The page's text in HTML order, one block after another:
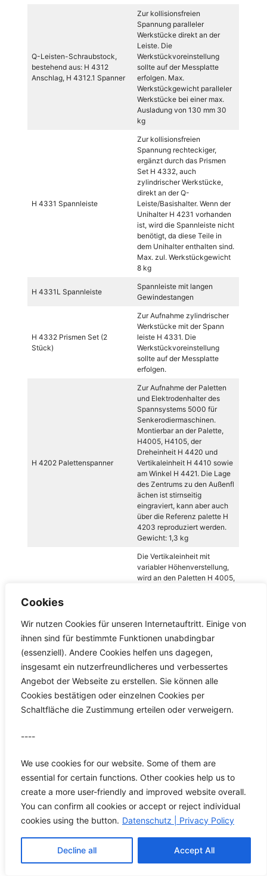
Cookies
Wir nutzen Cookies für unseren Internetauftritt. Einige von
ihnen sind für bestimmte Funktionen unabdingbar
(essenziell). Andere Cookies helfen uns dagegen,
insgesamt ein nutzerfreundlicheres und verbessertes
Angebot der Webseite zu erstellen. Sie können alle
Cookies bestätigen oder einzelnen Cookies per
Schaltfläche die Zustimmung erteilen oder verweigern.
----
We use cookies for our website. Some of them are
essential for certain functions. Other cookies help us to
create a more user-friendly and improved website overall.
You can confirm all cookies or accept or reject individual
cookies using the button. Datenschutz | Privacy Policy
Decline all Accept All
Q-Leisten-Schraubstock,
bestehend aus: H 4312
Anschlag, H 4312.1 Spanner
Zur kollisionsfreien
Spannung paralleler
Werkstücke direkt an der
Leiste. Die
Werkstückvoreinstellung
sollte auf der Messplatte
erfolgen. Max.
Werkstückgewicht paralleler
Werkstücke bei einer max.
Ausladung von 130 mm 30
kg
H 4331 Spannleiste
Zur kollisionsfreien
Spannung rechteckiger,
ergänzt durch das Prismen
Set H 4332, auch
zylindrischer Werkstücke,
direkt an der Q-
Leiste/Basishalter. Wenn der
Unihalter H 4231 vorhanden
ist, wird die Spannleiste nicht
benötigt, da diese Teile in
dem Unihalter enthalten sind.
Max. zul. Werkstückgewicht
8 kg
H 4331L Spannleiste
Spannleiste mit langen
Gewindestangen
H 4332 Prismen Set (2
Stück)
Zur Aufnahme zylindrischer
Werkstücke mit der Spann
leiste H 4331. Die
Werkstückvoreinstellung
sollte auf der Messplatte
erfolgen.
H 4202 Palettenspanner
Zur Aufnahme der Paletten
und Elektrodenhalter des
Spannsystems 5000 für
Senkerodiermaschinen.
Montierbar an der Palette,
H4005, H4105, der
Dreheinheit H 4420 und
Vertikaleinheit H 4410 sowie
am Winkel H 4421. Die Lage
des Zentrums zu den Außenfl
ächen ist stirnseitig
eingraviert, kann aber auch
über die Referenz palette H
4203 reproduziert werden.
Gewicht: 1,3 kg
H 4410 Vertikaleinheit
Die Vertikaleinheit mit
variabler Höhenverstellung,
wird an den Paletten H 4005,
der Palettenspanner H 4202
montiert. Verstellbereich: 65
mm Gewicht 1,7 kg
H 4416 Sinuslineal
Zur genauen Einstellung der
Dreheinheit H 4420.
Direkt an der Vertikaleinheit
H 4410, dem Winkel H 4421
horizontal oder vertikal, oder
der Adapter H 2495 befestigt
5° Schritten
Indexiergenauigkeit 10‘
Stufenlos drehbar 360° (Die
Skalierung, für eine höhere
Genauigkeit mit dem
Sinuslineals H 4416 )